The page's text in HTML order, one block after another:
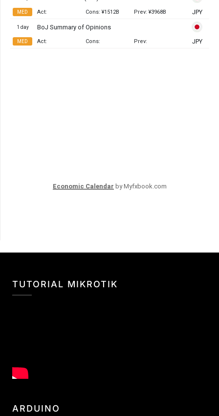
Economic Calendar by Myfxbook.com
TUTORIAL MIKROTIK
ARDUINO